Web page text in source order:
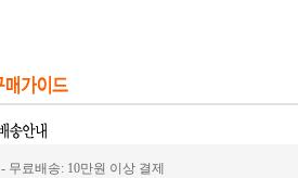
- 무료배송: 10만원 이상 결제